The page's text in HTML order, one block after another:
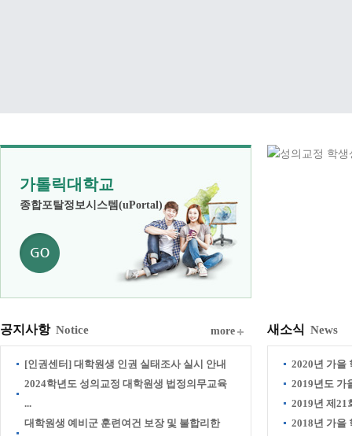
가톨릭대학교
종합포탈정보시스템(uPortal)
공지사항 Notice
[인권센터] 대학원생 인권 실태조사 실시 안내
2024학년도 성의교정 대학원생 법정의무교육
...
대학원생 예비군 훈련여건 보장 및 불합리한
more 새소식 News
2020년 가을
2019년도 가
2019년 제21
2018년 가을